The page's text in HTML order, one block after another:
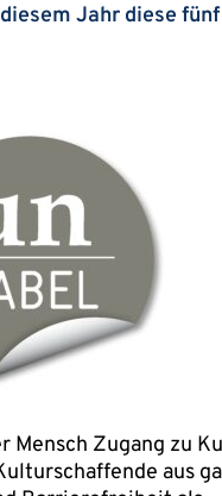
Jahr diese
Mensch Zugang zu
aus